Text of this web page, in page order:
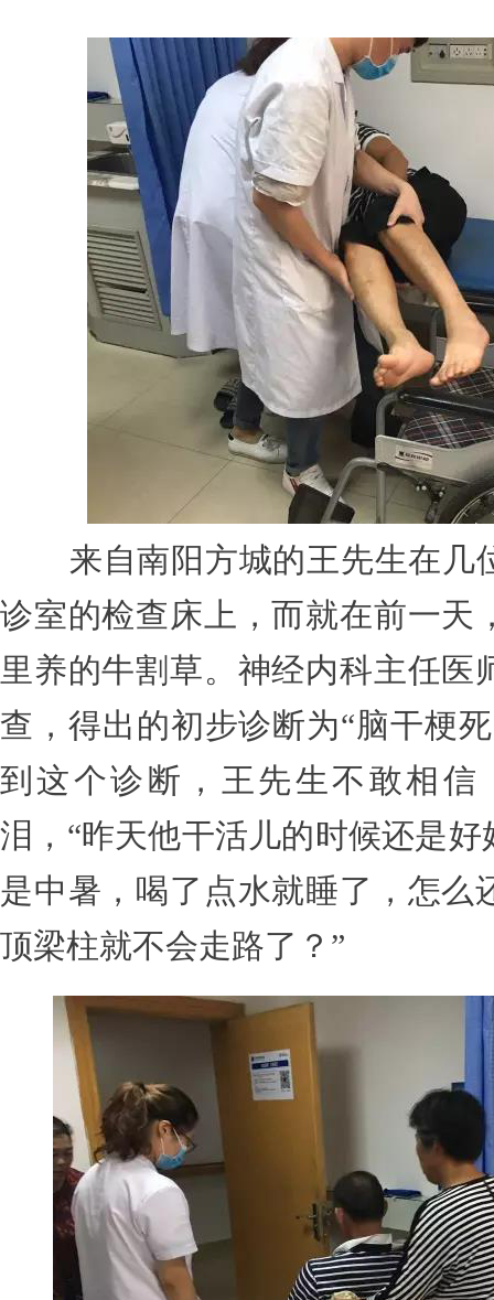
来自南阳方城的王先生在几
诊室的检查床上，而就在前一天
里养的牛割草。神经内科主任医
查，得出的初步诊断为“脑干梗
到这个诊断，王先生不敢相
泪，“昨天他干活儿的时候还是
是中暑，喝了点水就睡了，怎么
顶梁柱就不会走路了？”